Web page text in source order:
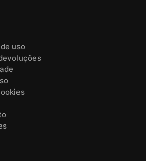
uso